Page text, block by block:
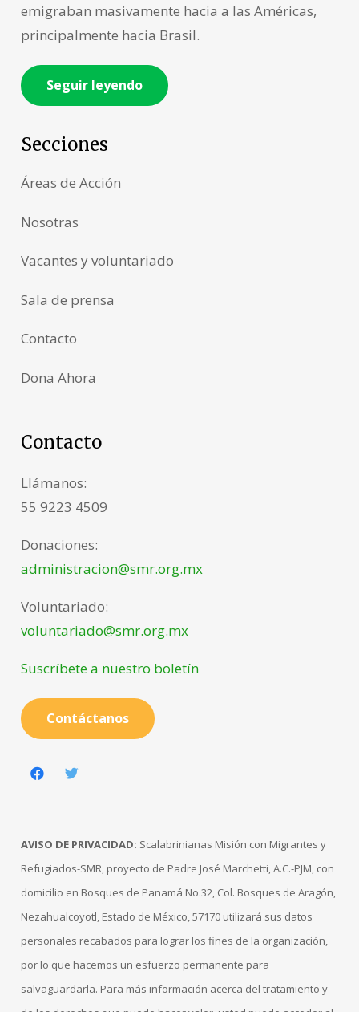
emigraban masivamente hacia a las Américas,
principalmente hacia Brasil.
Seguir leyendo
Secciones
Áreas de Acción
Nosotras
Vacantes y voluntariado
Sala de prensa
Contacto
Dona Ahora
Contacto
Llámanos:
55 9223 4509
Donaciones:
administracion@smr.org.mx
Voluntariado:
voluntariado@smr.org.mx
Suscríbete a nuestro boletín
Contáctanos
AVISO DE PRIVACIDAD: Scalabrinianas Misión con Migrantes y
Refugiados-SMR, proyecto de Padre José Marchetti, A.C.-PJM, con
domicilio en Bosques de Panamá No.32, Col. Bosques de Aragón,
Nezahualcoyotl, Estado de México, 57170 utilizará sus datos
personales recabados para lograr los fines de la organización,
por lo que hacemos un esfuerzo permanente para
salvaguardarla. Para más información acerca del tratamiento y